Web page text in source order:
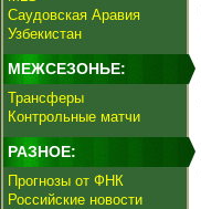
Саудовская Аравия
Узбекистан
МЕЖСЕЗОНЬЕ:
Трансферы
Контрольные матчи
РАЗНОЕ:
Прогнозы от ФНК
Российские новости